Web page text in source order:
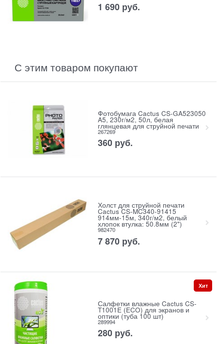
1 690 руб.
С этим товаром покупают
Фотобумага Cactus CS-GA523050
A5, 230г/м2, 50л, белая
глянцевая для струйной печати
267269
360 руб.
Холст для струйной печати
Cactus CS-MC340-91415
914мм-15м, 340г/м2, белый
хлопок втулка: 50.8мм (2")
982470
7 870 руб.
Салфетки влажные Cactus CS-
T1001E (ECO) для экранов и
оптики (туба 100 шт)
289994
280 руб.
Хит